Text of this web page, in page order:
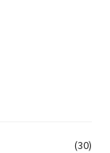
(30)